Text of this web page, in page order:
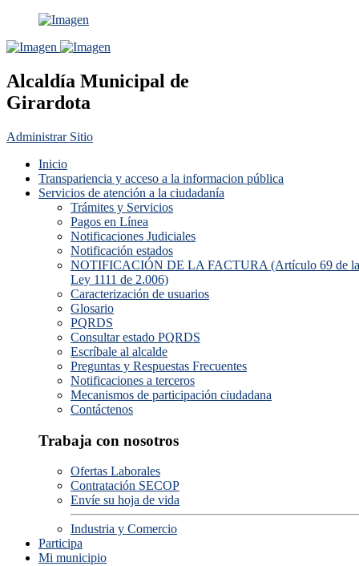
Alcaldía Municipal de
Girardota
Administrar Sitio
Inicio
Transpariencia y acceso a la informacion pública
Servicios de atención a la ciudadanía
Trámites y Servicios
Pagos en Línea
Notificaciones Judiciales
Notificación estados
NOTIFICACIÓN DE LA FACTURA (Artículo 69 de la
Ley 1111 de 2.006)
Caracterización de usuarios
Glosario
PQRDS
Consultar estado PQRDS
Escríbale al alcalde
Preguntas y Respuestas Frecuentes
Notificaciones a terceros
Mecanismos de participación ciudadana
Contáctenos
Trabaja con nosotros
Ofertas Laborales
Contratación SECOP
Envíe su hoja de vida
Industria y Comercio
Participa
Mi municipio